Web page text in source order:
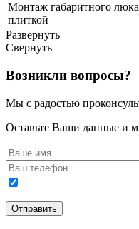
Монтаж габаритного
плиткой
Развернуть
Свернуть
Возникли вопросы?
Мы с радостью
Оставьте Ваши данные и